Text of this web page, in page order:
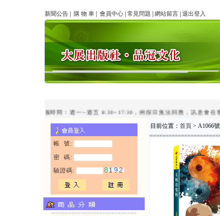
新聞公告 購 物 車 會員中心 常見問題 網站留言 退出登入
line客服時間：週一~週五 8:30~17:30，例假日無法回應，訊息會在客服
帳 號:
密 碼:
驗證碼:
目前位置： 首頁> A1066